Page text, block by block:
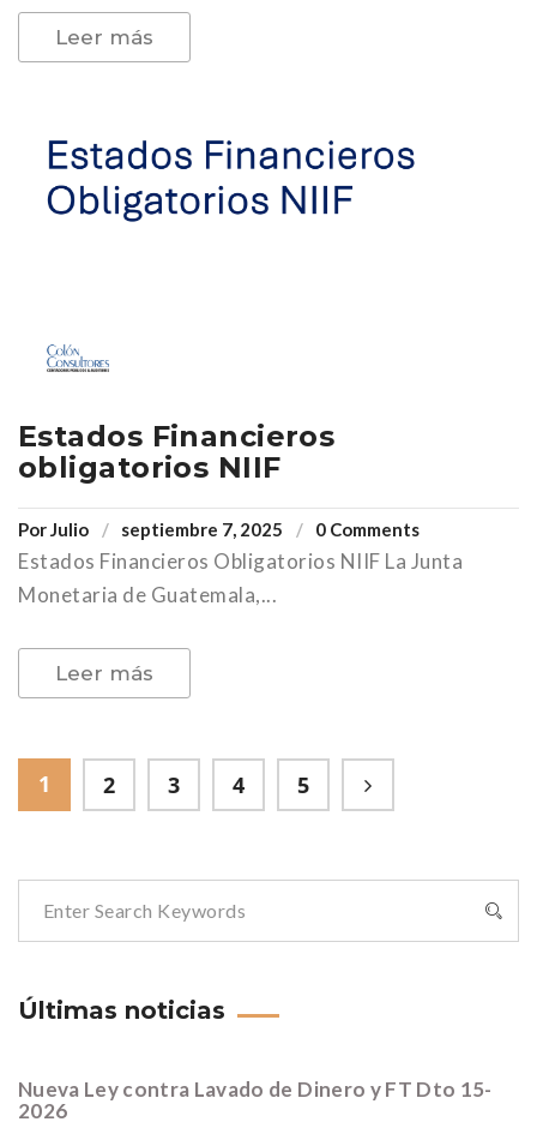
Leer más
Estados Financieros
obligatorios NIIF
PorJulio septiembre 7, 2025 0 Comments
Estados Financieros Obligatorios NIIF La Junta
Monetaria de Guatemala,...
Leer más
1 2 3 4 5
Últimas noticias
Nueva Ley contra Lavado de Dinero y FT Dto 15-
2026